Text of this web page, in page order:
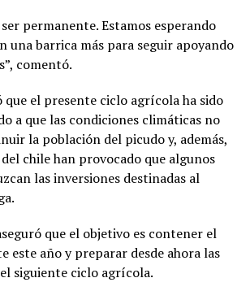
permanente. Estamos esperando
una barrica más para seguir apoyando
comentó.
el presente ciclo agrícola ha sido
a que las condiciones climáticas no
la población del picudo y, además,
chile han provocado que algunos
las inversiones destinadas al
que el objetivo es contener el
este año y preparar desde ahora las
siguiente ciclo agrícola.